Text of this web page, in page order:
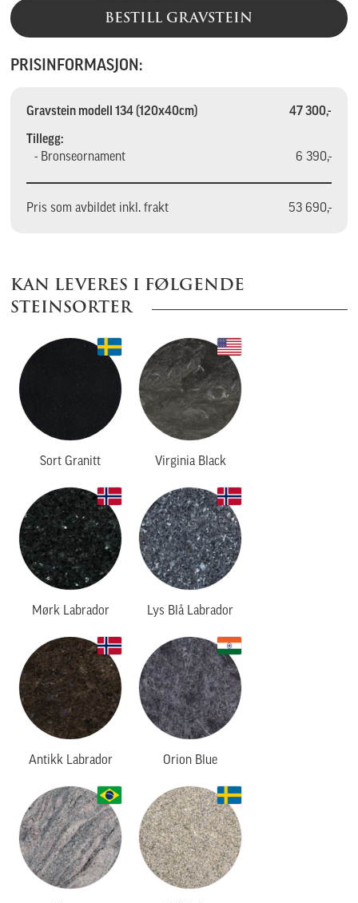
BESTILL GRAVSTEIN
PRISINFORMASJON:
Gravstein modell 134 (120x40cm) 47 300,-
Tillegg:
- Bronseornament
6 390,-
Pris som avbildet inkl. frakt 53 690,-
KAN LEVERES I FØLGENDE
STEINSORTER
Sort Granitt Virginia Black
Mørk Labrador Lys Blå Labrador
Antikk Labrador Orion Blue